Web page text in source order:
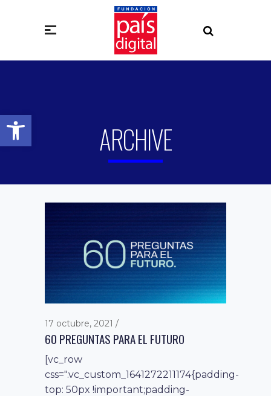
Abrir barra de herramientas
ARCHIVE
17 octubre, 2021
60 PREGUNTAS PARA EL FUTURO
[vc_row
css=".vc_custom_1641272211174{padding-
top: 50px !important;padding-